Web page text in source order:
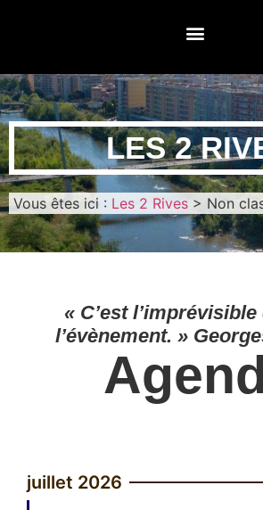
LES 2
Vous êtes ici : Les 2 Rives > Non
« C’est
l’évènement. »
juillet 2026